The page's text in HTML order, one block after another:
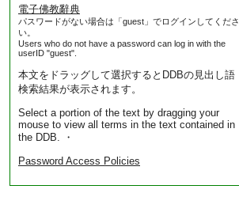
電子佛教辭典
パスワードがない場合は「guest」でログインしてくださ
い。
Users who do not have a password can log in with the
userID "guest".
本文をドラッグして選択するとDDBの見出し語
検索結果が表示されます。
Select a portion of the text by dragging your
mouse to view all terms in the text contained in
the DDB. ・
Password Access Policies